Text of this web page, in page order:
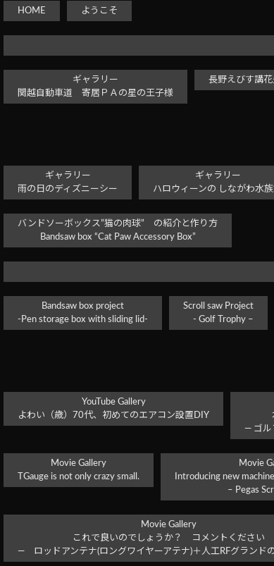
HOME ようこそ
ギャラリー
関越自動車道 寄居ＰＡの星の王子様
長野えびす講
ギャラリー
雨の日のディズニーシー
ギャラリー
ハロウィーンの しながわ水
バンドソーボックス”猫の肉球” の紹介と作り方
Bandsaw box “Cat Paw Accessory Box”
Bandsaw box project
-Pen storage box with sliding lid-
Scroll saw Project
- Golf Trophy –
YouTube Gallery
よわい（歳）70代、初めてのエアコン設置DIY
― ゴル
Movie Gallery
TGauge is not only crazy small.
Movie
Introducing new
– Pegas
Movie Gallery
これで良いのでしょうか？ コメントください
― ロッドアンテナ(ロングワイヤーアテナ)＋人工RFグラン